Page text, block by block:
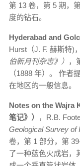
第 13 卷，第 5 期，
度的钻石。
Hyderabad and
Hurst（J. F. 赫斯特)，
伯新月刊杂志》） ，
（1888 年）。 作者
在地区的一般信息。
Notes on the Wajra
笔记》）
，R.B.
Geological Survey of
卷，第 1 部分，第
了一种蓝色火成岩，